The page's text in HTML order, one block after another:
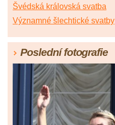
Švédská královská svatba
Významné šlechtické svatby
Poslední fotografie